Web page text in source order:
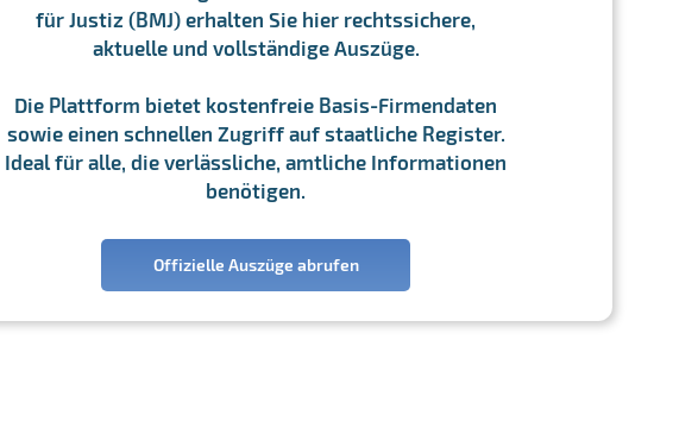
für Justiz (BMJ) erhalten Sie hier rechtssichere,
aktuelle und vollständige Auszüge.
Die Plattform bietet kostenfreie Basis-Firmendaten
sowie einen schnellen Zugriff auf staatliche Register.
Ideal für alle, die verlässliche, amtliche Informationen
benötigen.
Offizielle Auszüge abrufen